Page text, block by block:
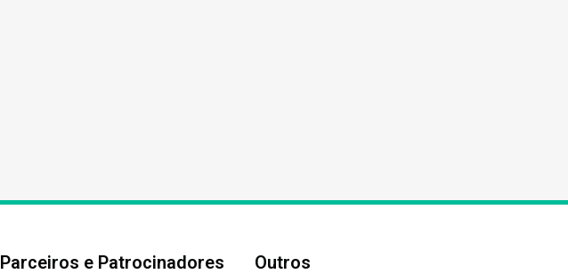
Parceiros e Patrocinadores Outros